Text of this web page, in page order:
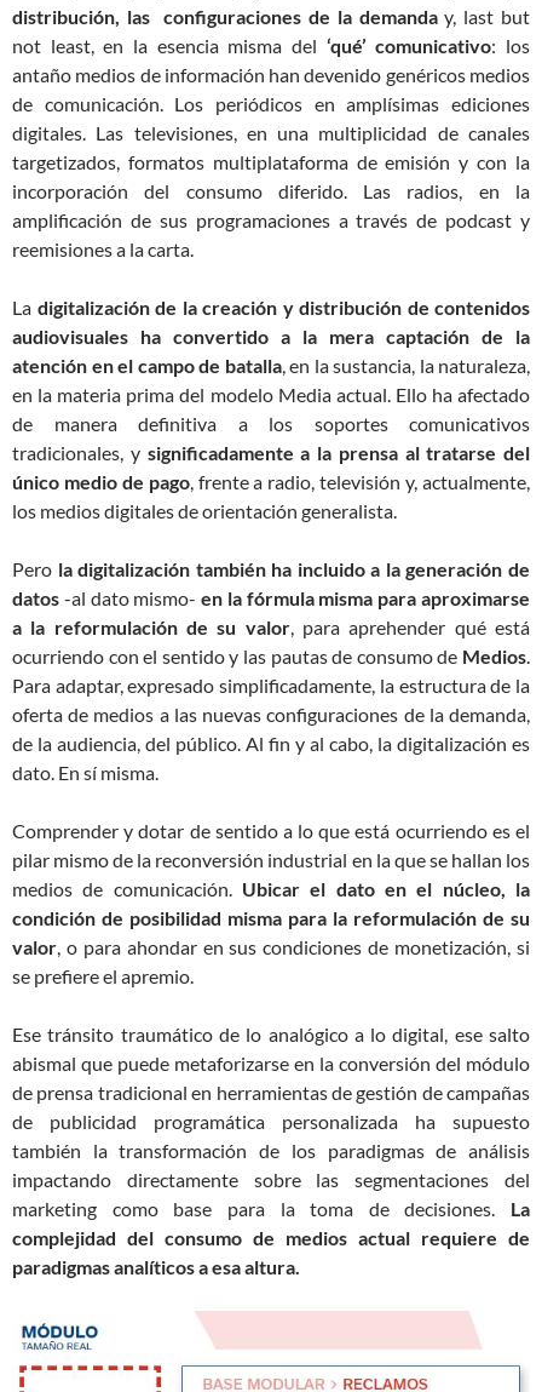
distribución, las configuraciones de la demanday, last but
not least, en la esencia misma del ‘qué’ comunicativo: los
antaño medios de información han devenido genéricos medios
de comunicación. Los periódicos en amplísimas ediciones
digitales. Las televisiones, en una multiplicidad de canales
targetizados, formatos multiplataforma de emisión y con la
incorporación del consumo diferido. Las radios, en la
amplificación de sus programaciones a través de podcast y
reemisiones a la carta.
La digitalización de la creación y distribución de contenidos
audiovisuales ha convertido a la mera captación de la
atención en el campo de batalla, en la sustancia, la naturaleza,
en la materia prima del modelo Media actual. Ello ha afectado
de manera definitiva a los soportes comunicativos
tradicionales, y significadamente a la prensa al tratarse del
único medio de pago, frente a radio, televisión y, actualmente,
los medios digitales de orientación generalista.
Pero la digitalización también ha incluido a la generación de
datos -al dato mismo-en la fórmula misma para aproximarse
a la reformulación de su valor, para aprehender qué está
ocurriendo con el sentido y las pautas de consumo de Medios.
Para adaptar, expresado simplificadamente, la estructura de la
oferta de medios a las nuevas configuraciones de la demanda,
de la audiencia, del público. Al fin y al cabo, la digitalización es
dato. En sí misma.
Comprender y dotar de sentido a lo que está ocurriendo es el
pilar mismo de la reconversión industrial en la que se hallan los
medios de comunicación. Ubicar el dato en el núcleo, la
condición de posibilidad misma para la reformulación de su
valor, o para ahondar en sus condiciones de monetización, si
se prefiere el apremio.
Ese tránsito traumático de lo analógico a lo digital, ese salto
abismal que puede metaforizarse en la conversión del módulo
de prensa tradicional en herramientas de gestión de campañas
de publicidad programática personalizada ha supuesto
también la transformación de los paradigmas de análisis
impactando directamente sobre las segmentaciones del
marketing como base para la toma de decisiones. La
complejidad del consumo de medios actual requiere de
paradigmas analíticos a esa altura.